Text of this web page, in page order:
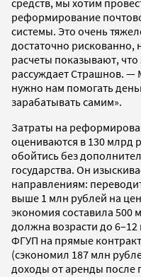
средств, мы хотим
реформирование
системы. Это очень
достаточно рискованно,
расчеты показывают,
рассуждает Страшнов. —
нужно нам помогать
зарабатывать самим».
Затраты на
оцениваются в 130 млрд
обойтись без
государства. Он
направлениям:
выше 1 млн рублей на
экономия составила 500
должна возрасти до
ФГУП на прямые
(сэкономил 187 млн
доходы от аренды после